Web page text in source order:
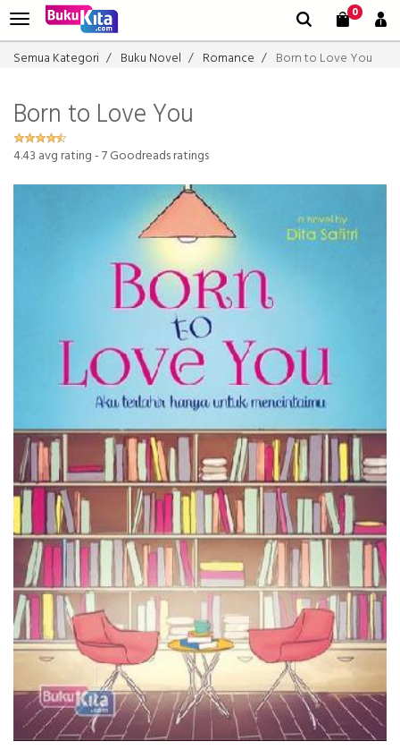
0
Semua Kategori Buku Novel Romance Born to Love You
Born to Love You
4.43 avg rating -7Goodreads ratings